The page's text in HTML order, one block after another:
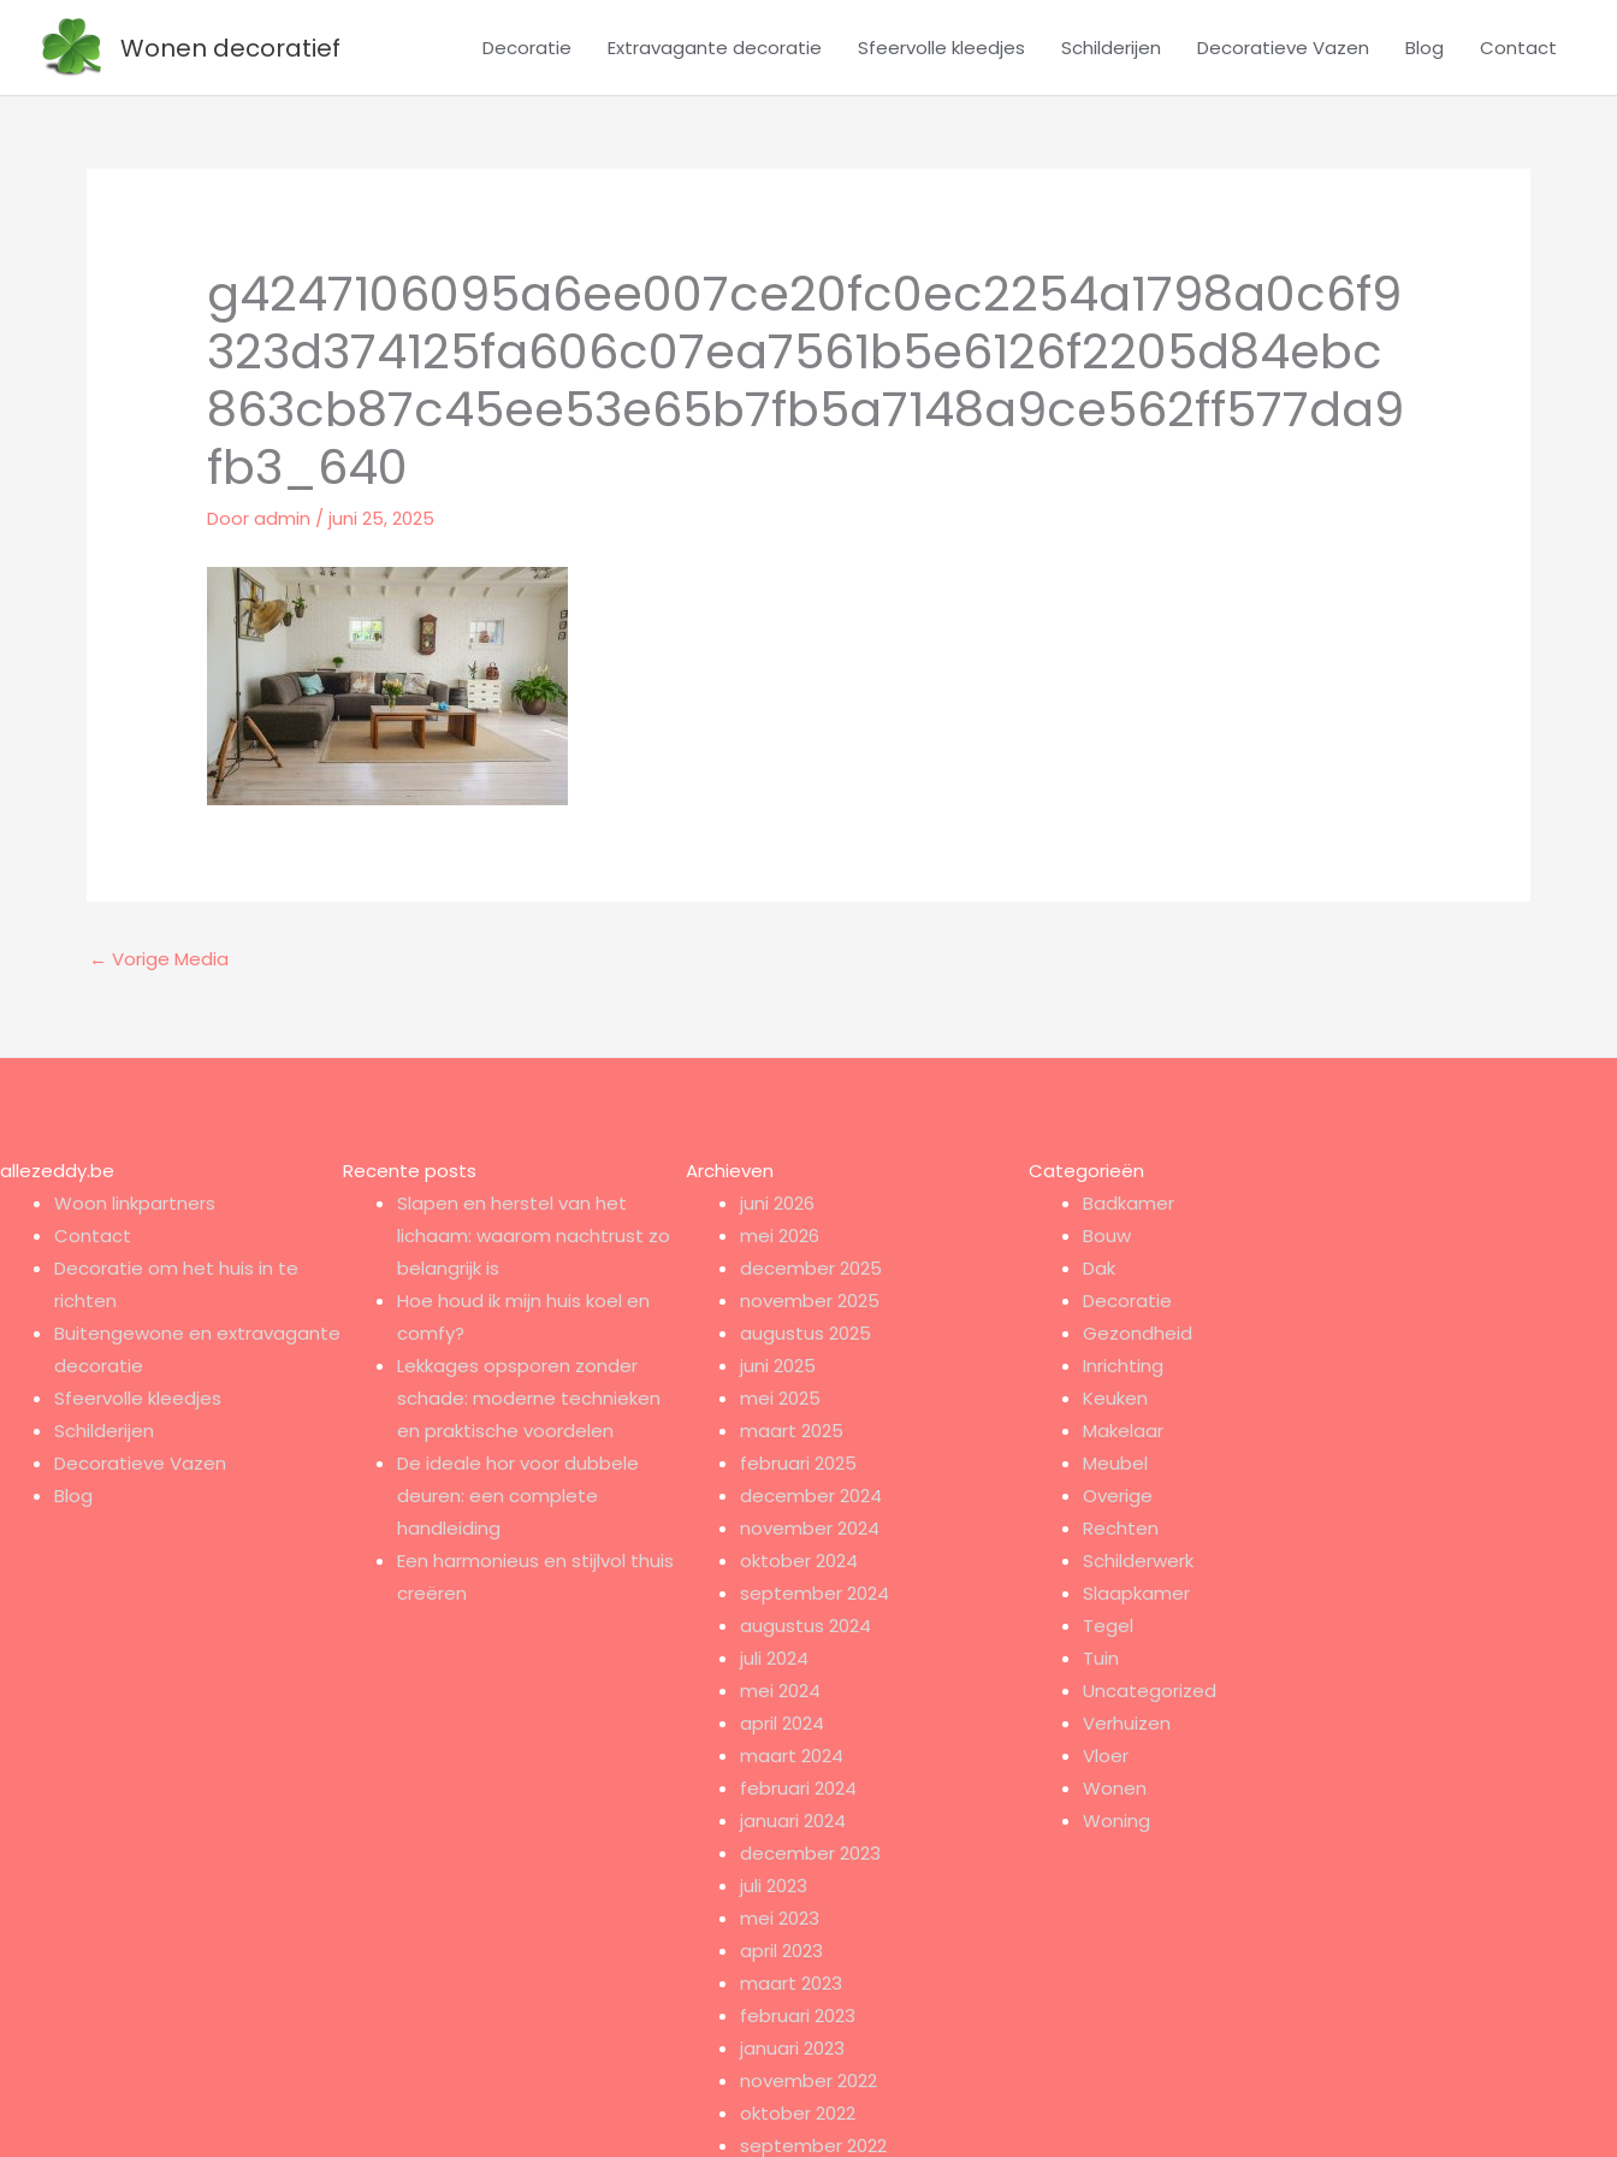
Wonen decoratief Decoratie Extravagante decoratie Sfeervolle kleedjes Schilderijen Decoratieve Vazen Blog Contact
g4247106095a6ee007ce20fc0ec2254a1798a0c6f9
323d374125fa606c07ea7561b5e6126f2205d84ebc
863cb87c45ee53e65b7fb5a7148a9ce562ff577da9
fb3_640
Dooradmin /juni 25, 2025
← Vorige Media
allezeddy.be
Woon linkpartners
Contact
Decoratie om het huis in te
richten
Buitengewone en extravagante
decoratie
Sfeervolle kleedjes
Schilderijen
Decoratieve Vazen
Blog
Recente posts
Slapen en herstel van het
lichaam: waarom nachtrust zo
belangrijk is
Hoe houd ik mijn huis koel en
comfy?
Lekkages opsporen zonder
schade: moderne technieken
en praktische voordelen
De ideale hor voor dubbele
deuren: een complete
handleiding
Een harmonieus en stijlvol thuis
creëren
Archieven
juni 2026
mei 2026
december 2025
november 2025
augustus 2025
juni 2025
mei 2025
maart 2025
februari 2025
december 2024
november 2024
oktober 2024
september 2024
augustus 2024
juli 2024
mei 2024
april 2024
maart 2024
februari 2024
januari 2024
december 2023
juli 2023
mei 2023
april 2023
maart 2023
februari 2023
januari 2023
november 2022
oktober 2022
september 2022
Categorieën
Badkamer
Bouw
Dak
Decoratie
Gezondheid
Inrichting
Keuken
Makelaar
Meubel
Overige
Rechten
Schilderwerk
Slaapkamer
Tegel
Tuin
Uncategorized
Verhuizen
Vloer
Wonen
Woning